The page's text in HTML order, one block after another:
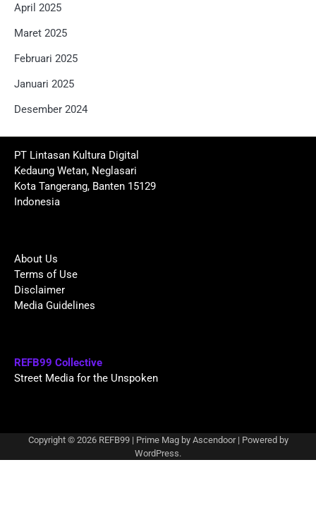
April 2025
Maret 2025
Februari 2025
Januari 2025
Desember 2024
PT Lintasan Kultura Digital
Kedaung Wetan, Neglasari
Kota Tangerang, Banten 15129
Indonesia
About Us
Terms of Use
Disclaimer
Media Guidelines
REFB99 Collective
Street Media for the Unspoken
Copyright © 2026 REFB99| Prime Mag by Ascendoor| Powered by
WordPress.